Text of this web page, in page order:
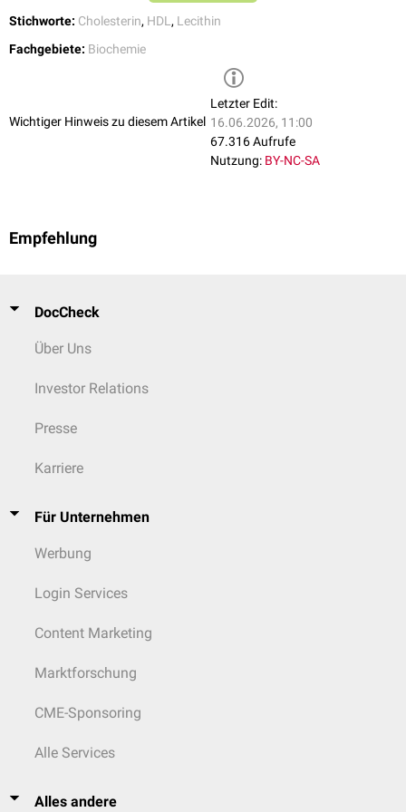
Stichworte: Cholesterin, HDL, Lecithin
Fachgebiete: Biochemie
Wichtiger Hinweis zu diesem Artikel
Letzter Edit:
16.06.2026, 11:00
67.316 Aufrufe
Nutzung: BY-NC-SA
Empfehlung
DocCheck
Über Uns
Investor Relations
Presse
Karriere
Für Unternehmen
Werbung
Login Services
Content Marketing
Marktforschung
CME-Sponsoring
Alle Services
Alles andere